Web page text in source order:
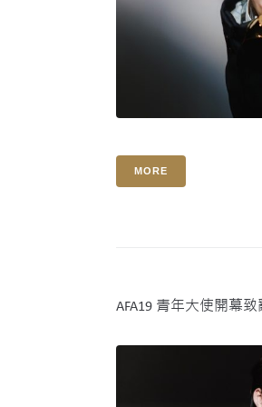
MORE
AFA19 青年大使開幕致